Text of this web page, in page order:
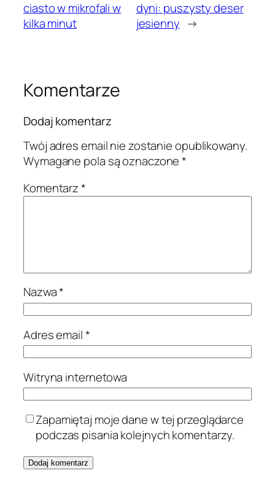
ciasto w mikrofali w
kilka minut
dyni: puszysty deser
jesienny →
Komentarze
Dodaj komentarz
Twój adres email nie zostanie opublikowany.
Wymagane pola są oznaczone*
Komentarz*
Nazwa*
Adres email*
Witryna internetowa
Zapamiętaj moje dane w tej przeglądarce
podczas pisania kolejnych komentarzy.